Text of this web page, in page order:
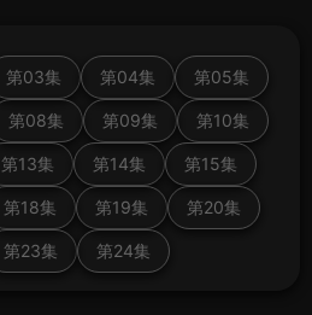
第03集 第04集 第05集
第08集 第09集 第10集
第13集 第14集 第15集
第18集 第19集 第20集
第23集 第24集